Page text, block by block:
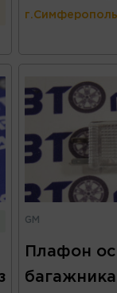
GM
Плафон